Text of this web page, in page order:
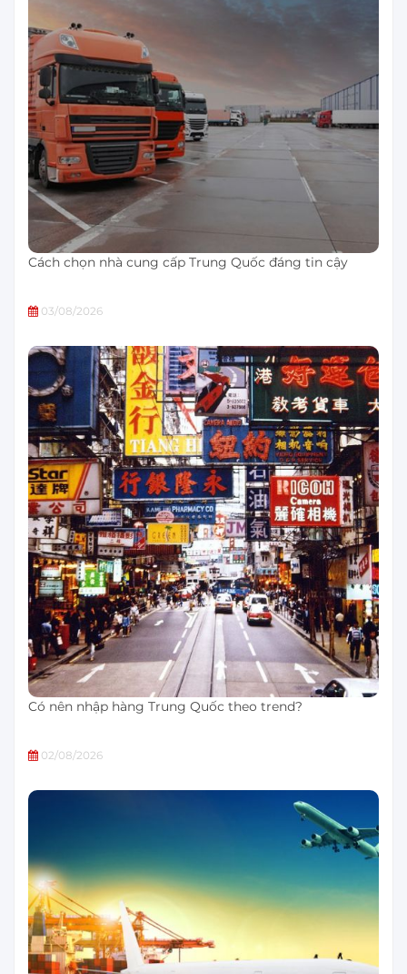
Cách chọn nhà cung cấp Trung Quốc đáng tin cậy
03/08/2026
Có nên nhập hàng Trung Quốc theo trend?
02/08/2026